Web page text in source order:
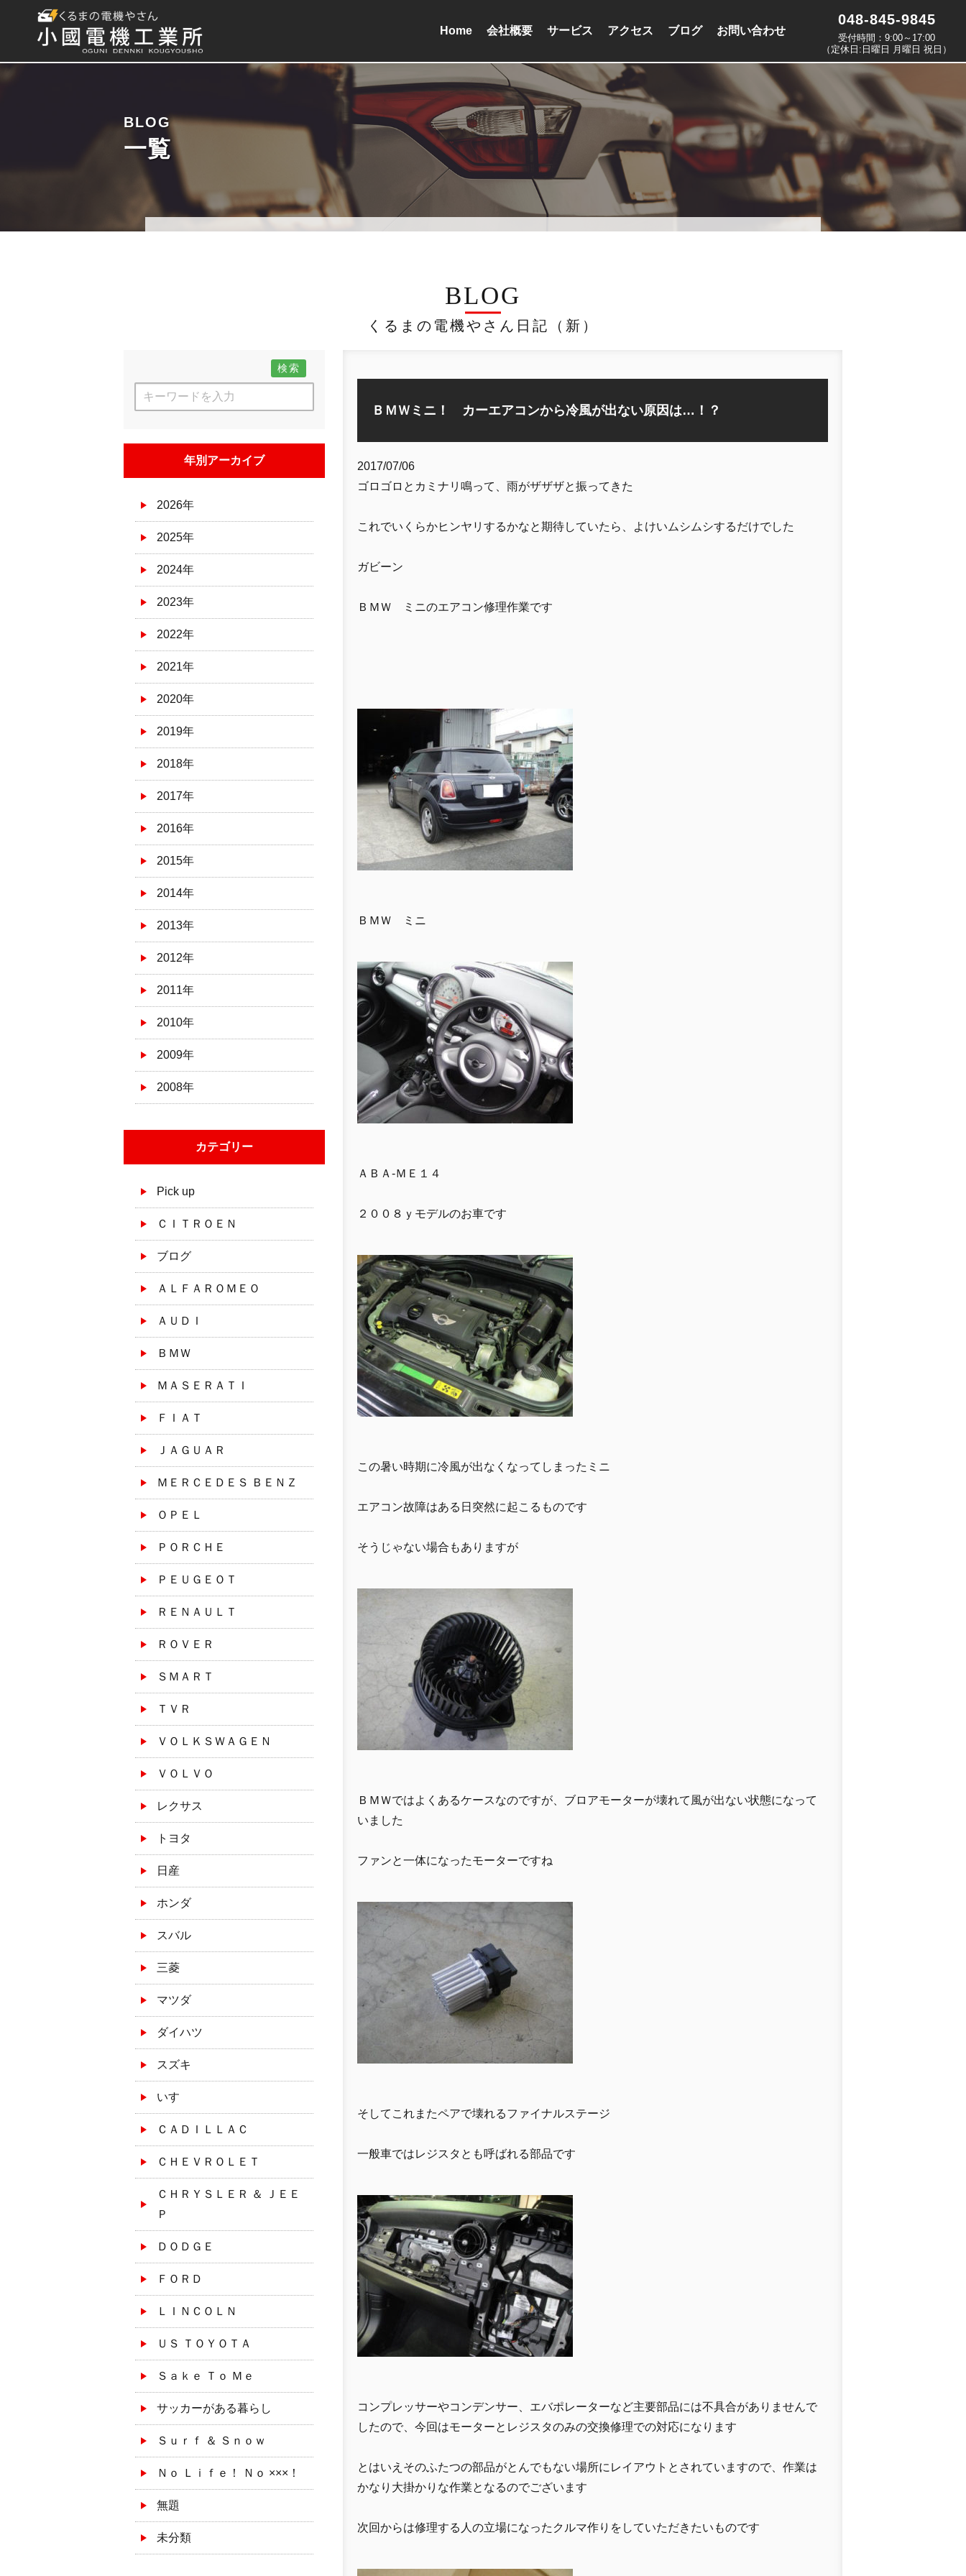
Home 会社概要 サービス アクセス ブログ お問い合わせ
048-845-9845
受付時間：9:00～17:00
（定休日:日曜日 月曜日 祝日）
BLOG
一覧
BLOG
くるまの電機やさん日記（新）
検索
年別アーカイブ
2026年
2025年
2024年
2023年
2022年
2021年
2020年
2019年
2018年
2017年
2016年
2015年
2014年
2013年
2012年
2011年
2010年
2009年
2008年
カテゴリー
Pick up
ＣＩＴＲＯＥＮ
ブログ
ＡＬＦＡＲＯＭＥＯ
ＡＵＤＩ
ＢＭＷ
ＭＡＳＥＲＡＴＩ
ＦＩＡＴ
ＪＡＧＵＡＲ
ＭＥＲＣＥＤＥＳ ＢＥＮＺ
ＯＰＥＬ
ＰＯＲＣＨＥ
ＰＥＵＧＥＯＴ
ＲＥＮＡＵＬＴ
ＲＯＶＥＲ
ＳＭＡＲＴ
ＴＶＲ
ＶＯＬＫＳＷＡＧＥＮ
ＶＯＬＶＯ
レクサス
トヨタ
日産
ホンダ
スバル
三菱
マツダ
ダイハツ
スズキ
いすゞ
ＣＡＤＩＬＬＡＣ
ＣＨＥＶＲＯＬＥＴ
ＣＨＲＹＳＬＥＲ ＆ ＪＥＥ
Ｐ
ＤＯＤＧＥ
ＦＯＲＤ
ＬＩＮＣＯＬＮ
ＵＳ ＴＯＹＯＴＡ
Ｓａｋｅ Ｔｏ Ｍｅ
サッカーがある暮らし
Ｓｕｒｆ ＆ Ｓｎｏｗ
Ｎｏ Ｌｉｆｅ！ Ｎｏ ×××！
無題
未分類
ＢＭＷミニ！ カーエアコンから冷風が出ない原因は…！？
2017/07/06
ゴロゴロとカミナリ鳴って、雨がザザザと振ってきた
これでいくらかヒンヤリするかなと期待していたら、よけいムシムシするだけでした
ガビーン
ＢＭＷ ミニのエアコン修理作業です
ＢＭＷ ミニ
ＡＢＡ-ＭＥ１４
２００８ｙモデルのお車です
この暑い時期に冷風が出なくなってしまったミニ
エアコン故障はある日突然に起こるものです
そうじゃない場合もありますが
ＢＭＷではよくあるケースなのですが、ブロアモーターが壊れて風が出ない状態になって
いました
ファンと一体になったモーターですね
そしてこれまたペアで壊れるファイナルステージ
一般車ではレジスタとも呼ばれる部品です
コンプレッサーやコンデンサー、エバポレーターなど主要部品には不具合がありませんで
したので、今回はモーターとレジスタのみの交換修理での対応になります
とはいえそのふたつの部品がとんでもない場所にレイアウトとされていますので、作業は
かなり大掛かりな作業となるのでございます
次回からは修理する人の立場になったクルマ作りをしていただきたいものです